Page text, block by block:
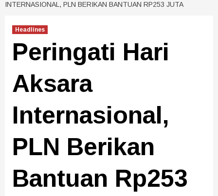
INTERNASIONAL, PLN BERIKAN BANTUAN RP253 JUTA
Headlines
Peringati Hari
Aksara
Internasional,
PLN Berikan
Bantuan Rp253